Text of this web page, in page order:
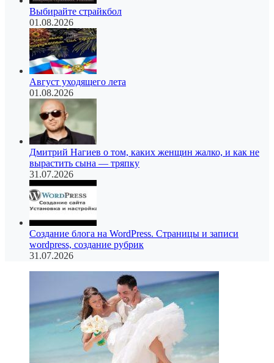
Выбирайте страйкбол
01.08.2026
Август уходящего лета
01.08.2026
Дмитрий Нагиев о том, каких женщин жалко, и как не
вырастить сына — тряпку
31.07.2026
Создание блога на WordPress. Страницы и записи
wordpress, создание рубрик
31.07.2026